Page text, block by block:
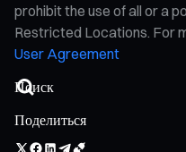
prohibit the use of all or a
Restricted Locations. For
User Agreement
Поделиться